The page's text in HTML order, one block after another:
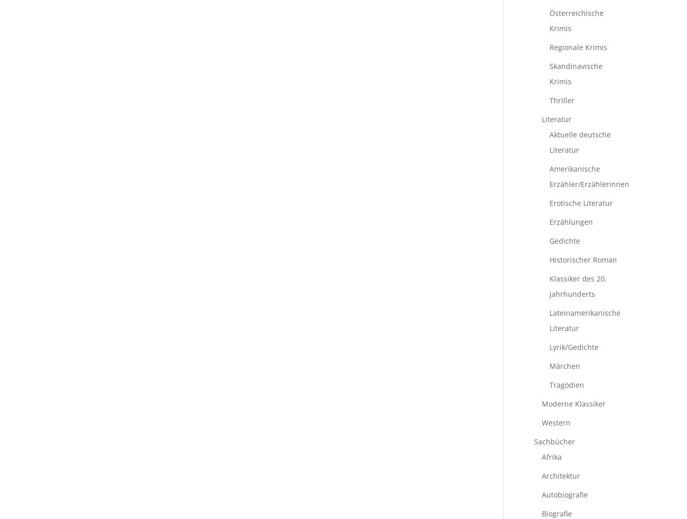
Österreichische
Krimis
Regionale Krimis
Skandinavische
Krimis
Thriller
Literatur
Aktuelle deutsche
Literatur
Amerikanische
Erzähler/Erzählerinnen
Erotische Literatur
Erzählungen
Gedichte
Historischer Roman
Klassiker des 20.
Jahrhunderts
Lateinamerikanische
Literatur
Lyrik/Gedichte
Märchen
Tragödien
Moderne Klassiker
Western
Sachbücher
Afrika
Architektur
Autobiografie
Biografie